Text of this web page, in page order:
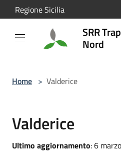
Salta al contenuto principale
Regione Sicilia
SRR
Nord
Home > Valderice
Valderice
Ultimo aggiornamento: 6